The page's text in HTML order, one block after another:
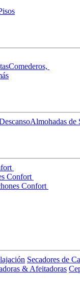
Comederos,
Almohadas de
Confort
Confort
Secadores de
& Afeitadoras